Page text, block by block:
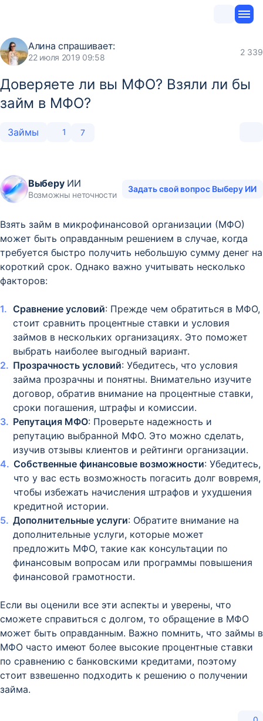
Алина спрашивает:
22 июля 2019 09:58
2 339
Доверяете ли вы МФО? Взяли ли бы
займ в МФО?
Займы 1 7
ВыберуИИ
Возможны неточности
Задать свой вопрос Выберу ИИ
Взять займ в микрофинансовой организации (МФО)
может быть оправданным решением в случае, когда
требуется быстро получить небольшую сумму денег на
короткий срок. Однако важно учитывать несколько
факторов:
Сравнение условий: Прежде чем обратиться в МФО,
стоит сравнить процентные ставки и условия
займов в нескольких организациях. Это поможет
выбрать наиболее выгодный вариант.
Прозрачность условий: Убедитесь, что условия
займа прозрачны и понятны. Внимательно изучите
договор, обратив внимание на процентные ставки,
сроки погашения, штрафы и комиссии.
Репутация МФО: Проверьте надежность и
репутацию выбранной МФО. Это можно сделать,
изучив отзывы клиентов и рейтинги организации.
Собственные финансовые возможности: Убедитесь,
что у вас есть возможность погасить долг вовремя,
чтобы избежать начисления штрафов и ухудшения
кредитной истории.
Дополнительные услуги: Обратите внимание на
дополнительные услуги, которые может
предложить МФО, такие как консультации по
финансовым вопросам или программы повышения
финансовой грамотности.
Если вы оценили все эти аспекты и уверены, что
сможете справиться с долгом, то обращение в МФО
может быть оправданным. Важно помнить, что займы в
МФО часто имеют более высокие процентные ставки
по сравнению с банковскими кредитами, поэтому
стоит взвешенно подходить к решению о получении
займа.